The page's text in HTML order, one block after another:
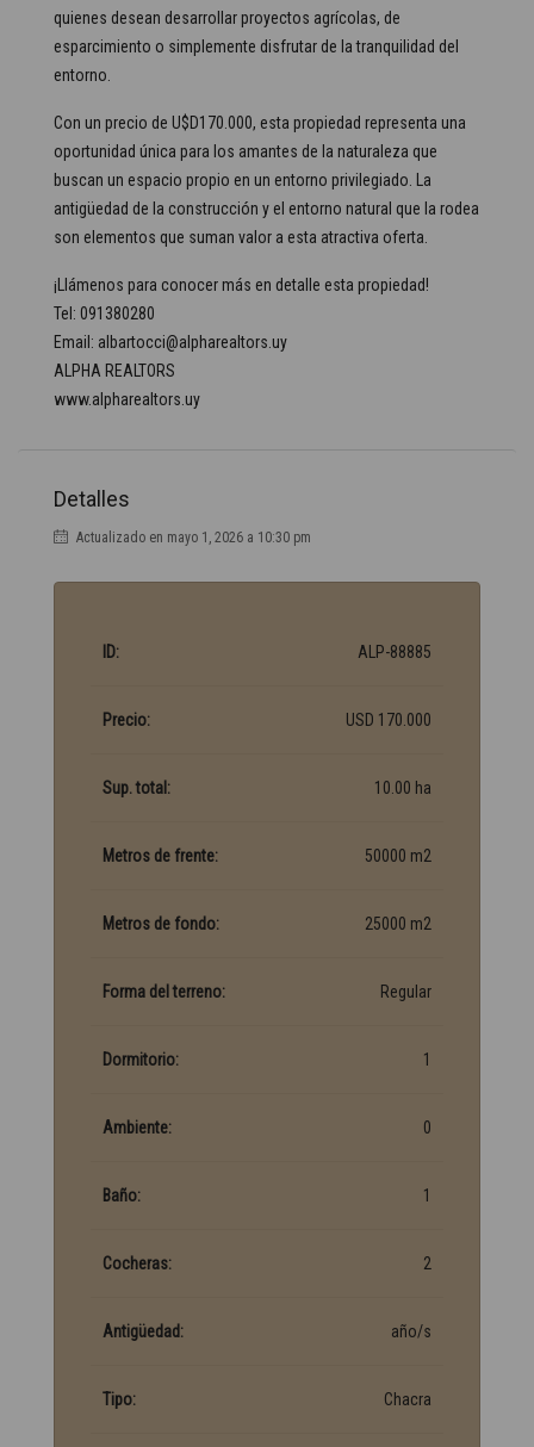
quienes desean desarrollar proyectos agrícolas, de
esparcimiento o simplemente disfrutar de la tranquilidad del
entorno.
Con un precio de U$D170.000, esta propiedad representa una
oportunidad única para los amantes de la naturaleza que
buscan un espacio propio en un entorno privilegiado. La
antigüedad de la construcción y el entorno natural que la rodea
son elementos que suman valor a esta atractiva oferta.
¡Llámenos para conocer más en detalle esta propiedad!
Tel: 091380280
Email: albartocci@alpharealtors.uy
ALPHA REALTORS
www.alpharealtors.uy
Detalles
Actualizado en mayo 1, 2026 a 10:30 pm
ID: ALP-88885
Precio: USD 170.000
Sup. total: 10.00 ha
Metros de frente: 50000 m2
Metros de fondo: 25000 m2
Forma del terreno: Regular
Dormitorio: 1
Ambiente: 0
Baño: 1
Cocheras: 2
Antigüedad: año/s
Tipo: Chacra